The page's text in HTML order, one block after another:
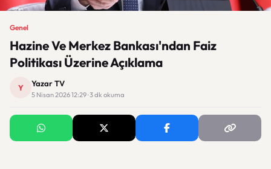
Genel
Hazine Ve Merkez Bankası'ndan Faiz
Politikası Üzerine Açıklama
Y Yazar TV
5 Nisan 2026 12:29 · 3 dk okuma